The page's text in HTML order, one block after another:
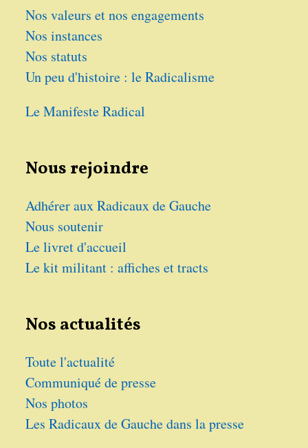
Nos valeurs et nos engagements
Nos instances
Nos statuts
Un peu d'histoire : le Radicalisme
Le Manifeste Radical
Nous rejoindre
Adhérer aux Radicaux de Gauche
Nous soutenir
Le livret d'accueil
Le kit militant : affiches et tracts
Nos actualités
Toute l'actualité
Communiqué de presse
Nos photos
Les Radicaux de Gauche dans la presse